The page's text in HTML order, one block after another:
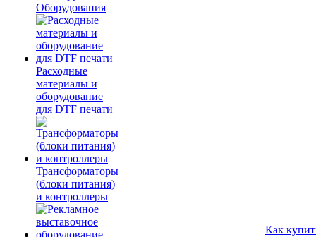
Оборудования
Расходные
материалы и
оборудование
для DTF печати
Трансформаторы
(блоки питания)
и контроллеры
Как